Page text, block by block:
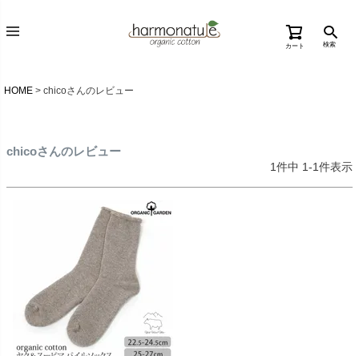
カート 検索
HOME chicoさんのレビュー
chicoさんのレビュー
1件中 1-1件表示